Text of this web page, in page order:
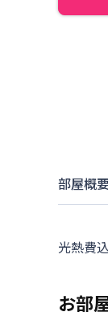
部屋概
光熱費
お部